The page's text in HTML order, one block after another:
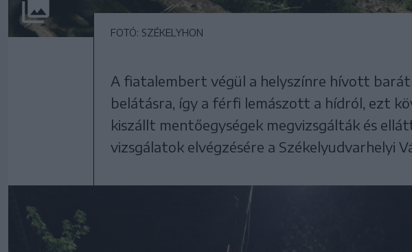
FOTÓ: SZÉKELYHON
A fiatalembert végül a helyszínre hívott
belátásra, így a férfi lemászott a hídról, ezt
kiszállt mentőegységek megvizsgálták és
vizsgálatok elvégzésére a Székelyudvarhelyi